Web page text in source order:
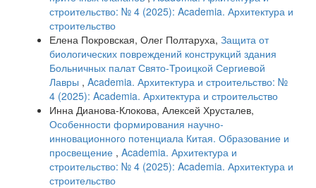
строительство: № 4 (2025): Academia. Архитектура и
строительство
Елена Покровская, Олег Полтаруха, Защита от
биологических повреждений конструкций здания
Больничных палат Свято-Троицкой Сергиевой
Лавры , Academia. Архитектура и строительство: №
4 (2025): Academia. Архитектура и строительство
Инна Дианова-Клокова, Алексей Хрусталев,
Особенности формирования научно-
инновационного потенциала Китая. Образование и
просвещение , Academia. Архитектура и
строительство: № 4 (2025): Academia. Архитектура и
строительство